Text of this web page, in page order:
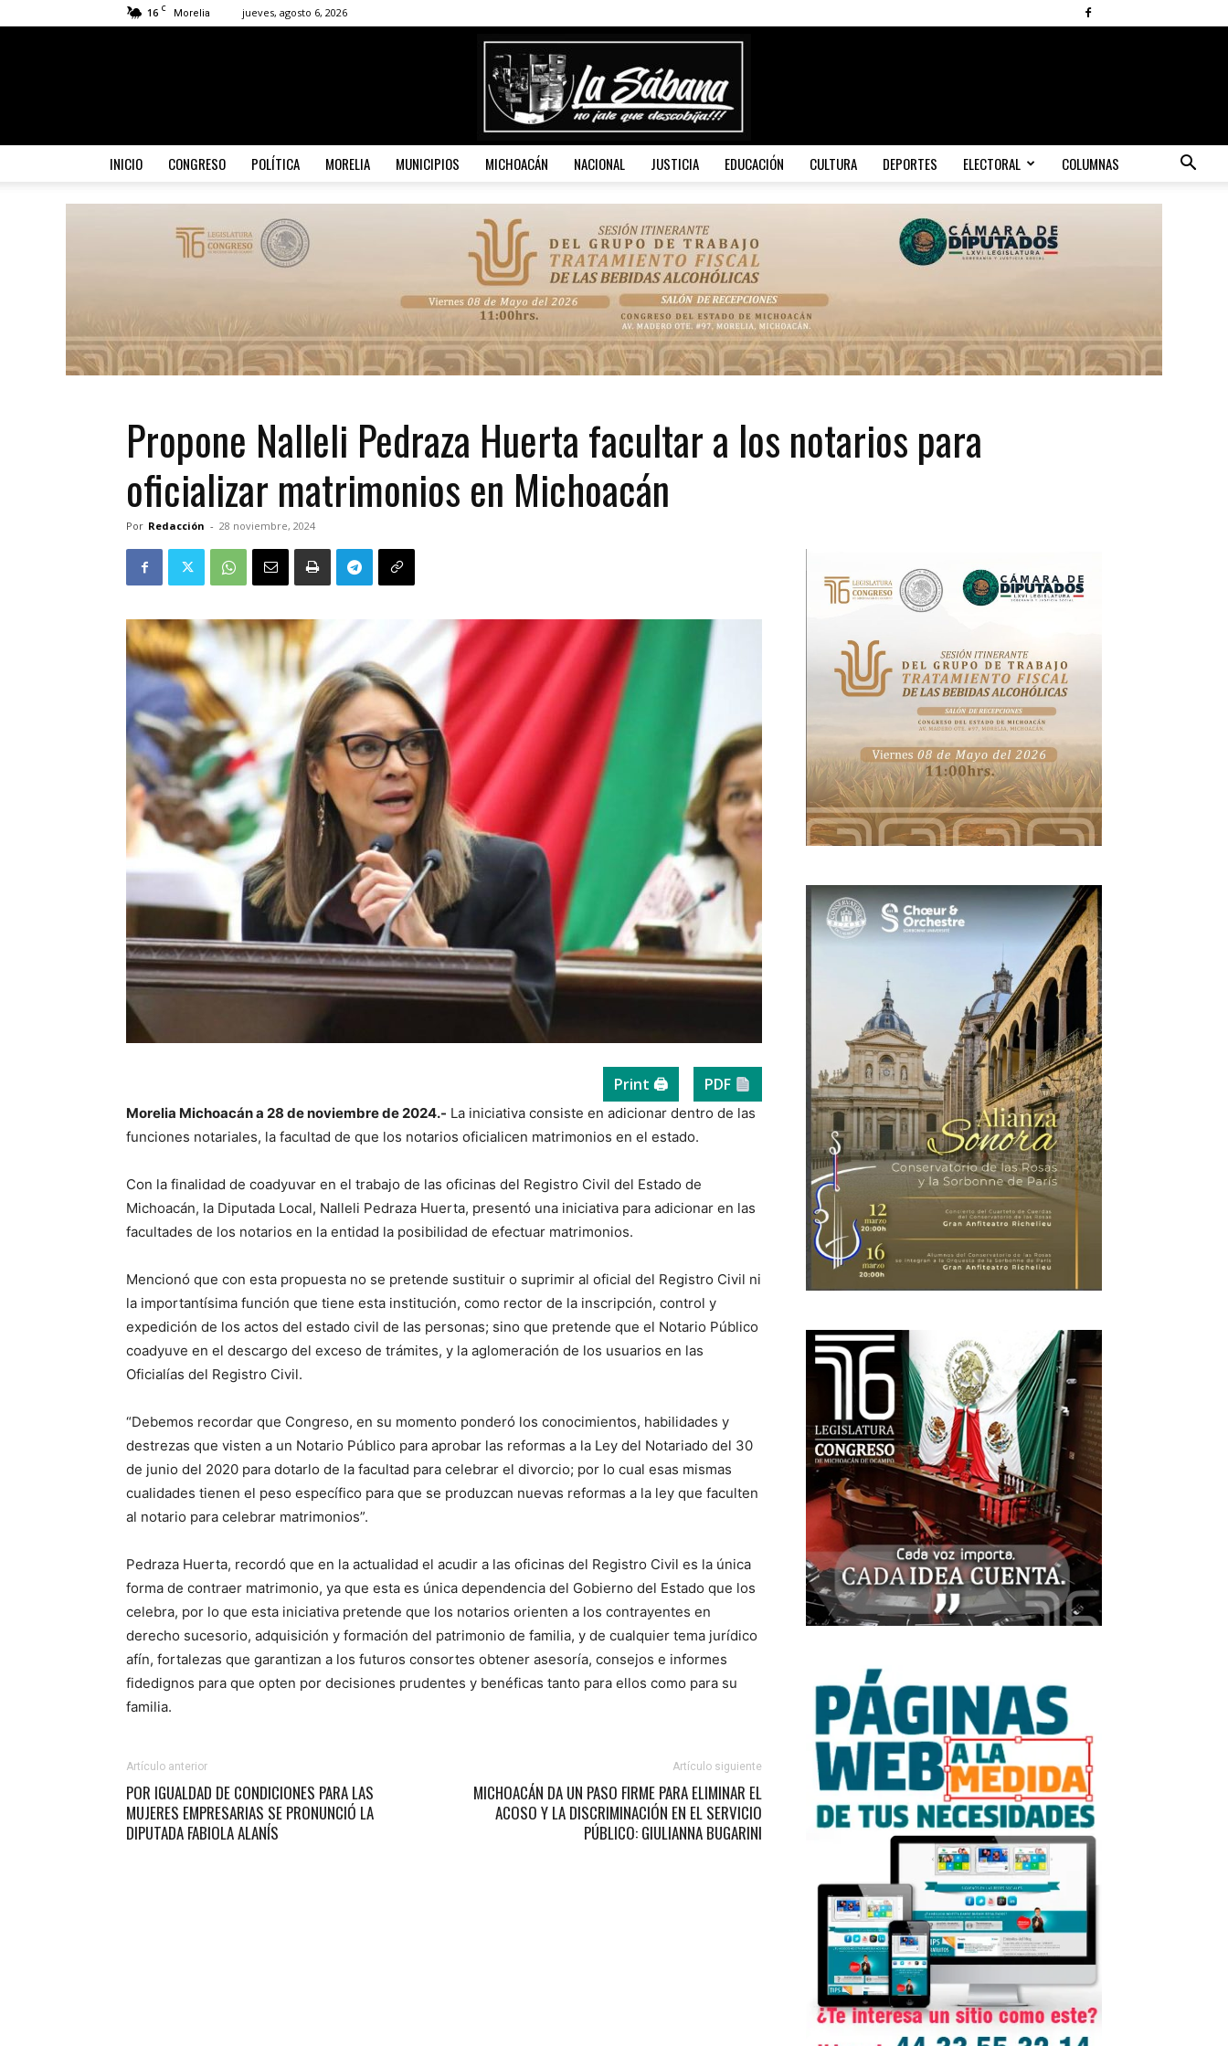
16 C Morelia jueves, agosto 6, 2026
Sábana
INICIO CONGRESO POLÍTICA MORELIA MUNICIPIOS MICHOACÁN NACIONAL JUSTICIA EDUCACIÓN CULTURA DEPORTES ELECTORAL COLUMNAS
Propone Nalleli Pedraza Huerta facultar a los notarios para
oficializar matrimonios en Michoacán
Por Redacción - 28 noviembre, 2024
Print 🖨 PDF
Morelia Michoacán a 28 de noviembre de 2024.- La iniciativa consiste en adicionar dentro de las
funciones notariales, la facultad de que los notarios oficialicen matrimonios en el estado.
Con la finalidad de coadyuvar en el trabajo de las oficinas del Registro Civil del Estado de
Michoacán, la Diputada Local, Nalleli Pedraza Huerta, presentó una iniciativa para adicionar en las
facultades de los notarios en la entidad la posibilidad de efectuar matrimonios.
Mencionó que con esta propuesta no se pretende sustituir o suprimir al oficial del Registro Civil ni
la importantísima función que tiene esta institución, como rector de la inscripción, control y
expedición de los actos del estado civil de las personas; sino que pretende que el Notario Público
coadyuve en el descargo del exceso de trámites, y la aglomeración de los usuarios en las
Oficialías del Registro Civil.
“Debemos recordar que Congreso, en su momento ponderó los conocimientos, habilidades y
destrezas que visten a un Notario Público para aprobar las reformas a la Ley del Notariado del 30
de junio del 2020 para dotarlo de la facultad para celebrar el divorcio; por lo cual esas mismas
cualidades tienen el peso específico para que se produzcan nuevas reformas a la ley que faculten
al notario para celebrar matrimonios”.
Pedraza Huerta, recordó que en la actualidad el acudir a las oficinas del Registro Civil es la única
forma de contraer matrimonio, ya que esta es única dependencia del Gobierno del Estado que los
celebra, por lo que esta iniciativa pretende que los notarios orienten a los contrayentes en
derecho sucesorio, adquisición y formación del patrimonio de familia, y de cualquier tema jurídico
afín, fortalezas que garantizan a los futuros consortes obtener asesoría, consejos e informes
fidedignos para que opten por decisiones prudentes y benéficas tanto para ellos como para su
familia.
Artículo anterior
POR IGUALDAD DE CONDICIONES PARA LAS
MUJERES EMPRESARIAS SE PRONUNCIÓ LA
DIPUTADA FABIOLA ALANÍS
Artículo siguiente
MICHOACÁN DA UN PASO FIRME PARA ELIMINAR EL
ACOSO Y LA DISCRIMINACIÓN EN EL SERVICIO
PÚBLICO: GIULIANNA BUGARINI